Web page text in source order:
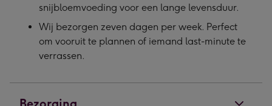
snijbloemvoeding voor een lange levensduur.
Wij bezorgen zeven dagen per week. Perfect
om vooruit te plannen of iemand last-minute te
verrassen.